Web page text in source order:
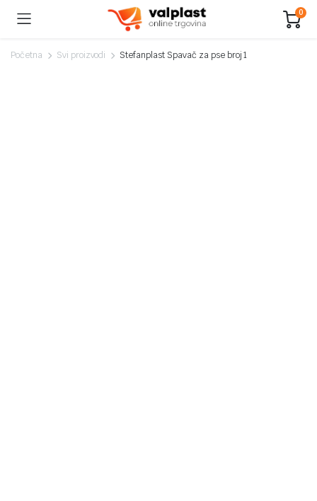
0
Početna Svi proizvodi Stefanplast Spavač za pse broj 1